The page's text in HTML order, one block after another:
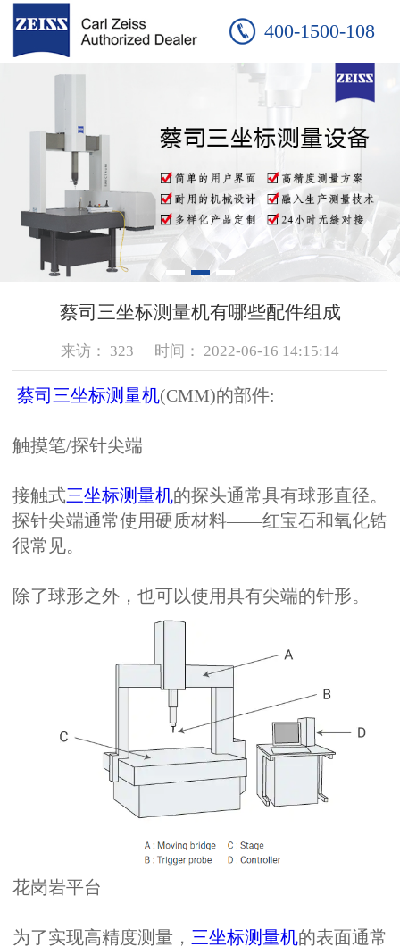
400-1500-108
蔡司三坐标测量机有哪些配件组成
来访： 323 时间： 2022-06-16 14:15:14
蔡司三坐标测量机(CMM)的部件:
触摸笔/探针尖端
接触式三坐标测量机的探头通常具有球形直径。
探针尖端通常使用硬质材料——红宝石和氧化锆
很常见。
除了球形之外，也可以使用具有尖端的针形。
花岗岩平台
为了实现高精度测量， 三坐标测量机的表面通常